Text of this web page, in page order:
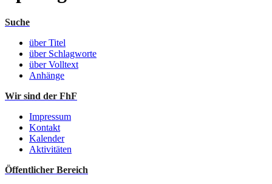
Suche
über Titel
über Schlagworte
über Volltext
Anhänge
Wir sind der FhF
Impressum
Kontakt
Kalender
Aktivitäten
Öffentlicher Bereich